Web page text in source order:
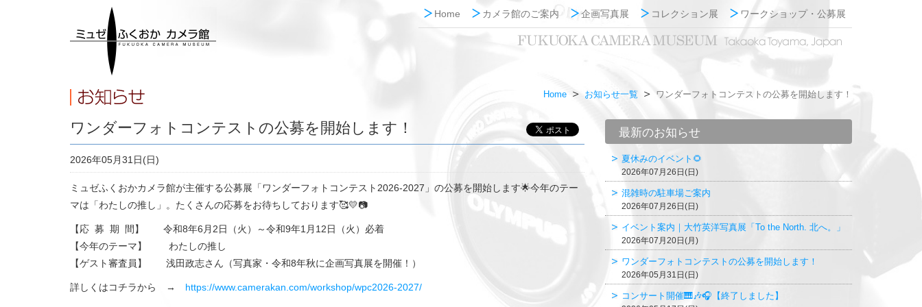
Home カメラ館のご案内 企画写真展 コレクション展 ワークショップ・公募展
Home お知らせ一覧 ワンダーフォトコンテストの公募を開始します！
ワンダーフォトコンテストの公募を開始します！
2026年05月31日(日)
ミュゼふくおかカメラ館が主催する公募展「ワンダーフォトコンテスト2026-2027」の公募を開始します🌟今年のテー
マは「わたしの推し」。たくさんの応募をお待ちしております🥰💛📷
【応 募 期 間】 令和8年6月2日（火）～令和9年1月12日（火）必着
【今年のテーマ】 わたしの推し
【ゲスト審査員】 浅田政志さん（写真家・令和8年秋に企画写真展を開催！）
詳しくはコチラから → https://www.camerakan.com/workshop/wpc2026-2027/
最新のお知らせ
夏休みのイベント🌻
2026年07月26日(日)
混雑時の駐車場ご案内
2026年07月26日(日)
イベント案内｜大竹英洋写真展「To the North. 北へ。」
2026年07月20日(月)
ワンダーフォトコンテストの公募を開始します！
2026年05月31日(日)
コンサート開催🎹🎶🎧【終了しました】